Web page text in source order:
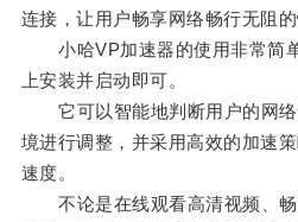
连接，让用户畅享网络畅行无阻的
小哈VP加速器的使用非常简
上安装并启动即可。
它可以智能地判断用户的网络
境进行调整，并采用高效的加速
速度。
不论是在线观看高清视频、畅